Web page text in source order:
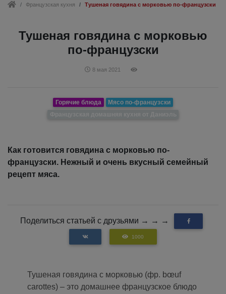
Французская кухня Тушеная говядина с морковью по-французски
Тушеная говядина с морковью
по-французски
8 мая 2021
Горячие блюда
Мясо по-французски
Как готовится говядина с морковью по-
французски. Нежный и очень вкусный семейный
рецепт мяса.
Поделиться статьей с друзьями → → →
1000
Тушеная говядина с морковью (фр. bœuf
carottes) – это домашнее французское блюдо